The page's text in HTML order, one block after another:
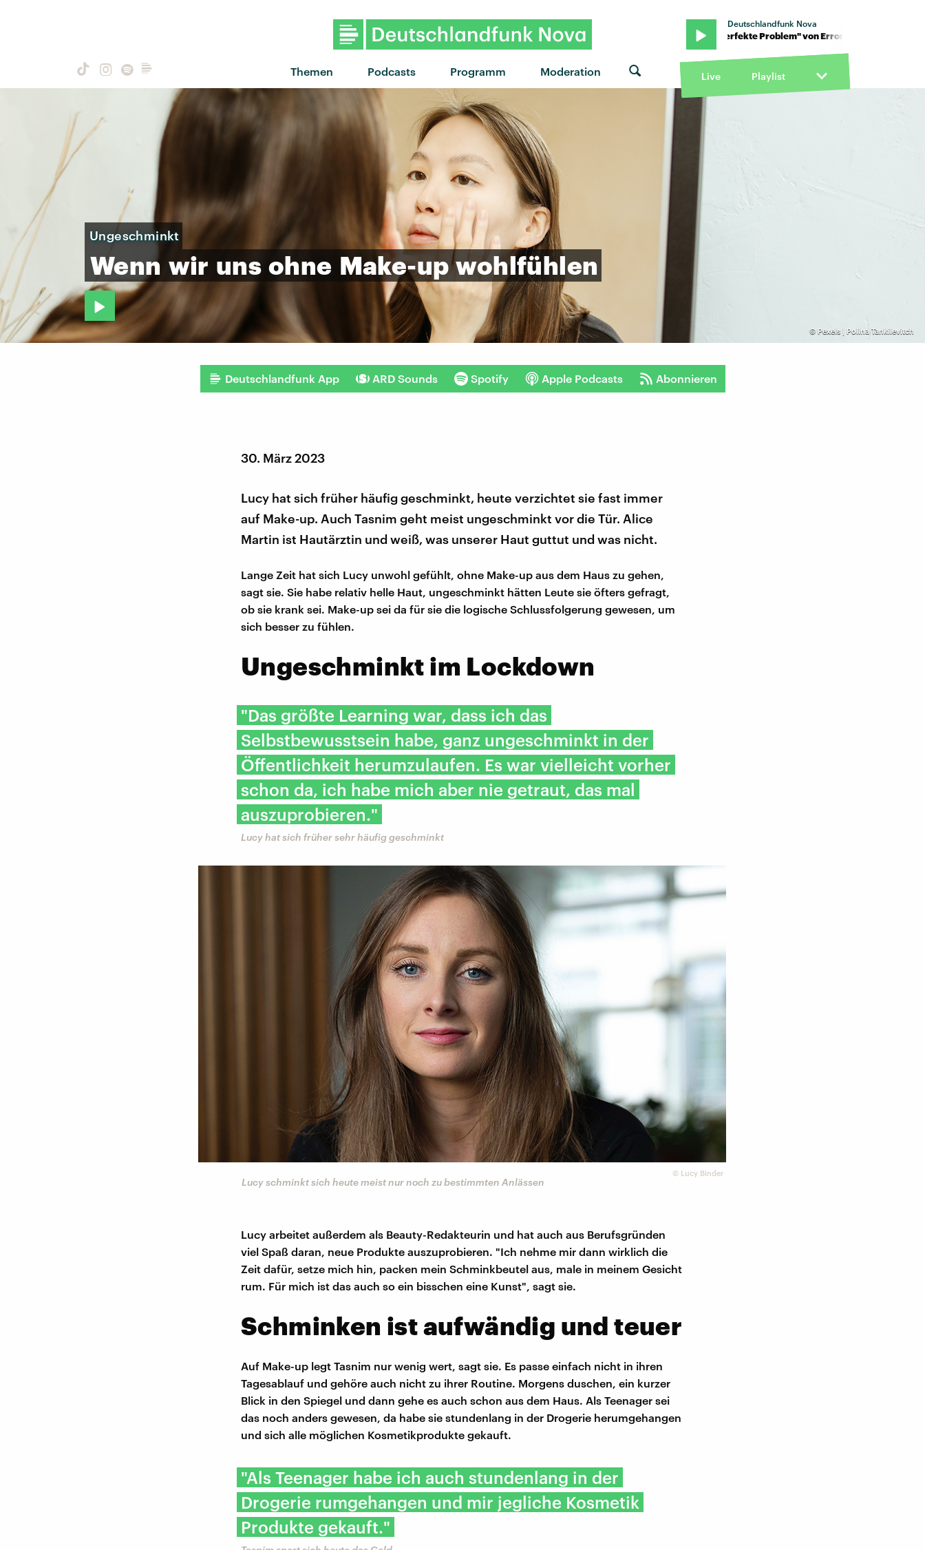
Themen Podcasts Programm Moderation
Deutschlandfunk Nova
"Das perfekte Problem" von Error · "Das perfekte Problem" von Error · "Das perfekte Problem" von
Live Playlist
© Pexels | Polina Tankilevitch
Ungeschminkt
Wenn wir uns ohne Make-up wohlfühlen
Deutschlandfunk App ARD Sounds Spotify Apple Podcasts Abonnieren
30. März 2023
Lucy hat sich früher häufig geschminkt, heute verzichtet sie fast immer
auf Make-up. Auch Tasnim geht meist ungeschminkt vor die Tür. Alice
Martin ist Hautärztin und weiß, was unserer Haut guttut und was nicht.
Lange Zeit hat sich Lucy unwohl gefühlt, ohne Make-up aus dem Haus zu gehen,
sagt sie. Sie habe relativ helle Haut, ungeschminkt hätten Leute sie öfters gefragt,
ob sie krank sei. Make-up sei da für sie die logische Schlussfolgerung gewesen, um
sich besser zu fühlen.
Ungeschminkt im Lockdown
"Das größte Learning war, dass ich das
Selbstbewusstsein habe, ganz ungeschminkt in der
Öffentlichkeit herumzulaufen. Es war vielleicht vorher
schon da, ich habe mich aber nie getraut, das mal
auszuprobieren."
Lucy hat sich früher sehr häufig geschminkt
© Lucy Binder
Lucy schminkt sich heute meist nur noch zu bestimmten Anlässen
Lucy arbeitet außerdem als Beauty-Redakteurin und hat auch aus Berufsgründen
viel Spaß daran, neue Produkte auszuprobieren. "Ich nehme mir dann wirklich die
Zeit dafür, setze mich hin, packen mein Schminkbeutel aus, male in meinem Gesicht
rum. Für mich ist das auch so ein bisschen eine Kunst", sagt sie.
Schminken ist aufwändig und teuer
Auf Make-up legt Tasnim nur wenig wert, sagt sie. Es passe einfach nicht in ihren
Tagesablauf und gehöre auch nicht zu ihrer Routine. Morgens duschen, ein kurzer
Blick in den Spiegel und dann gehe es auch schon aus dem Haus. Als Teenager sei
das noch anders gewesen, da habe sie stundenlang in der Drogerie herumgehangen
und sich alle möglichen Kosmetikprodukte gekauft.
"Als Teenager habe ich auch stundenlang in der
Drogerie rumgehangen und mir jegliche Kosmetik
Produkte gekauft."